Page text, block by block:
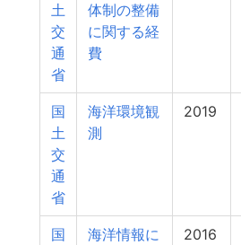
土
交
通
省
体制の整備
に関する経
費
国
土
交
通
省
海洋環境観
測
2019
国
海洋情報に
2016